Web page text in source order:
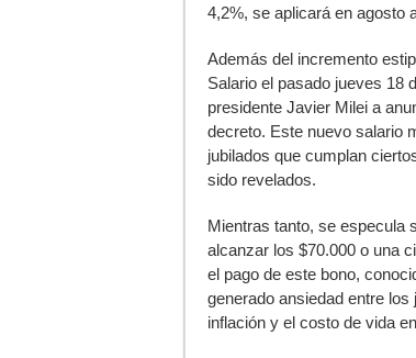
4,2%, se aplicará en agosto
Además del incremento
Salario el pasado jueves 18
presidente Javier Milei a
decreto. Este nuevo salario
jubilados que cumplan
sido revelados.
Mientras tanto, se especula
alcanzar los $70.000 o una
el pago de este bono,
generado ansiedad entre
inflación y el costo de vida